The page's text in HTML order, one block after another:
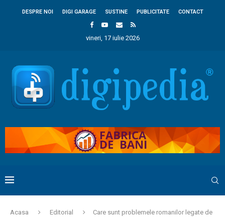
DESPRE NOI DIGI GARAGE SUSTINE PUBLICITATE CONTACT
vineri, 17 iulie 2026
Acasa Editorial
Care sunt problemele romanilor legate de